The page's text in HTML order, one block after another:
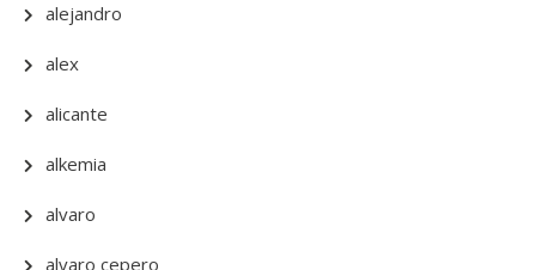
alejandro
alex
alicante
alkemia
alvaro
alvaro cepero